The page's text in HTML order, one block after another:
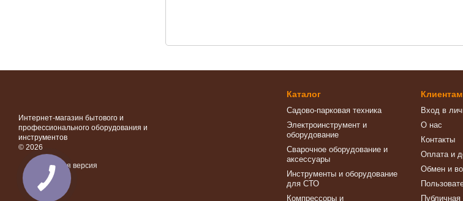
Интернет-магазин бытового и
профессионального оборудования и
инструментов
© 2026
Мобильная версия
Каталог
Садово-парковая техника
Электроинструмент и
оборудование
Сварочное оборудование и
аксессуары
Инструменты и оборудование
для СТО
Компрессоры и
Клиентам
Вход в
О нас
Контакты
Оплата и
Обмен и